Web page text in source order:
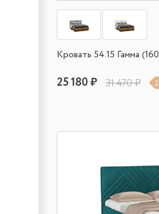
Кровать 54.15 Гамма
25 180 ₽ 31 470 ₽